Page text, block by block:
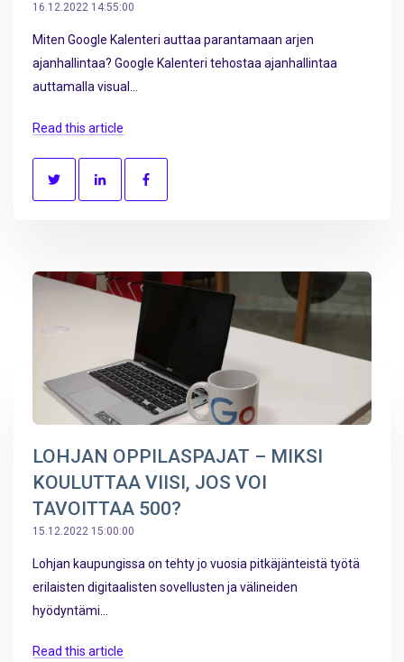
16.12.2022 14:55:00
Miten Google Kalenteri auttaa parantamaan arjen
ajanhallintaa? Google Kalenteri tehostaa ajanhallintaa
auttamalla visual...
Read this article
LOHJAN OPPILASPAJAT – MIKSI
KOULUTTAA VIISI, JOS VOI
TAVOITTAA 500?
15.12.2022 15:00:00
Lohjan kaupungissa on tehty jo vuosia pitkäjänteistä työtä
erilaisten digitaalisten sovellusten ja välineiden
hyödyntämi...
Read this article